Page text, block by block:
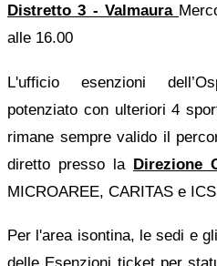
Distretto 3 - Valmaura
alle 16.00
L'ufficio esenzioni
potenziato con ulteriori 4
rimane sempre valido il
diretto presso la Direzione
MICROAREE, CARITAS e
Per l'area isontina, le sedi e